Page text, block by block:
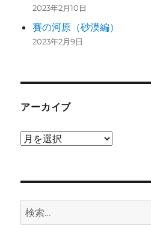
2023年2月10日
賽の河原（砂漠編）
2023年2月9日
アーカイブ
ア
検
索: